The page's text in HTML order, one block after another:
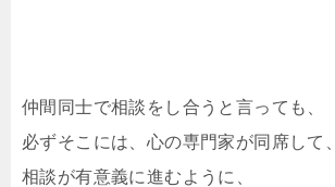
仲間同士で相談をし合うと言っても、
必ずそこには、心の専門家が同席して、
相談が有意義に進むように、